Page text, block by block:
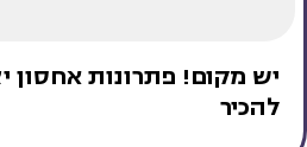
יש מקום! פתרונות אחסון
להכיר